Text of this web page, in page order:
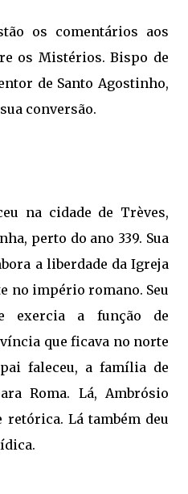
os comentários aos
os Mistérios. Bispo de
de Santo Agostinho,
conversão.
na cidade de Trèves,
perto do ano 339. Sua
a liberdade da Igreja
no império romano. Seu
exercia a função de
que ficava no norte
faleceu, a família de
Roma. Lá, Ambrósio
Lá também deu